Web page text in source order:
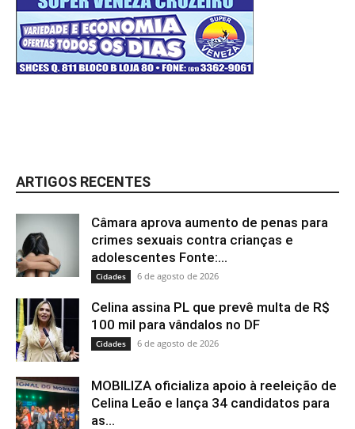
ARTIGOS RECENTES
Câmara aprova aumento de penas para
crimes sexuais contra crianças e
adolescentes Fonte:...
Cidades 6 de agosto de 2026
Celina assina PL que prevê multa de R$
100 mil para vândalos no DF
Cidades 6 de agosto de 2026
MOBILIZA oficializa apoio à reeleição de
Celina Leão e lança 34 candidatos para
as...